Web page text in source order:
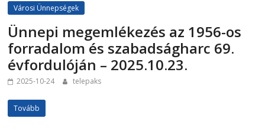
Városi Ünnepségek
Ünnepi megemlékezés az 1956-os
forradalom és szabadságharc 69.
évfordulóján – 2025.10.23.
2025-10-24 telepaks
Tovább